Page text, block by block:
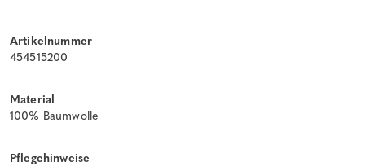
Artikelnummer
454515200
Material
100% Baumwolle
Pflegehinweise